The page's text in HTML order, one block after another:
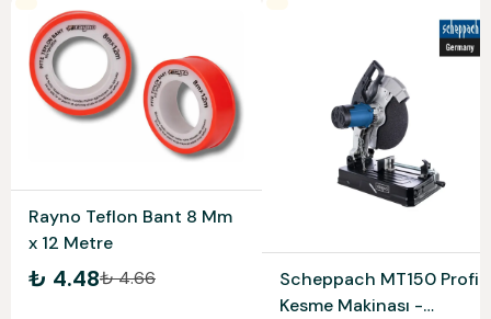
Rayno Teflon Bant 8 Mm
x 12 Metre
₺ 4.48₺ 4.66
Scheppach MT150 Profil
Kesme Makinası -